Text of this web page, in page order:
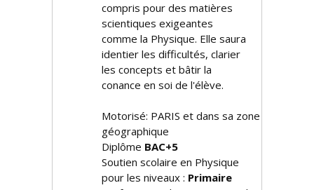
compris pour des matières
scientifiques exigeantes
comme la Physique. Elle saura
identifier les difficultés, clarifier
les concepts et bâtir la
confiance en soi de l'élève.
Motorisé: PARIS et dans sa zone
géographique
Diplôme BAC+5
Soutien scolaire en Physique
pour les niveaux : Primaire